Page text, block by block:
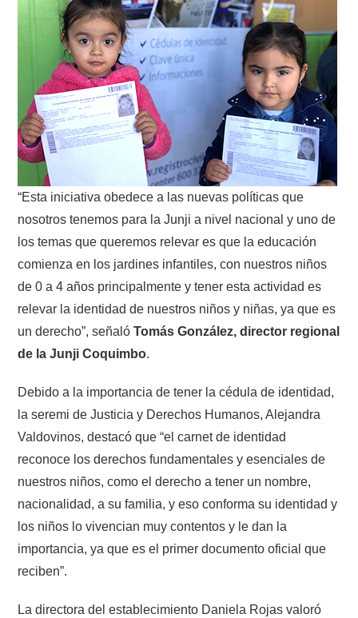
“Esta iniciativa obedece a las nuevas políticas que
nosotros tenemos para la Junji a nivel nacional y uno de
los temas que queremos relevar es que la educación
comienza en los jardines infantiles, con nuestros niños
de 0 a 4 años principalmente y tener esta actividad es
relevar la identidad de nuestros niños y niñas, ya que es
un derecho”, señalóTomás González, director regional
de la Junji Coquimbo.
Debido a la importancia de tener la cédula de identidad,
la seremi de Justicia y Derechos Humanos, Alejandra
Valdovinos, destacó que “el carnet de identidad
reconoce los derechos fundamentales y esenciales de
nuestros niños, como el derecho a tener un nombre,
nacionalidad, a su familia, y eso conforma su identidad y
los niños lo vivencian muy contentos y le dan la
importancia, ya que es el primer documento oficial que
reciben”.
La directora del establecimiento Daniela Rojas valoró